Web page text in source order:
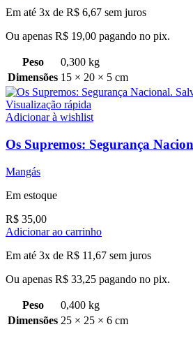
Em até 3x de R$ 6,67 sem juros
Ou apenas R$ 19,00 pagando no pix.
Peso
0,300 kg
Dimensões 15 × 20 × 5 cm
Visualização rápida
Adicionar à wishlist
Os Supremos: Segurança
Mangás
Em estoque
R$ 35,00
Adicionar ao carrinho
Em até 3x de R$ 11,67 sem juros
Ou apenas R$ 33,25 pagando no pix.
Peso
0,400 kg
Dimensões 25 × 25 × 6 cm